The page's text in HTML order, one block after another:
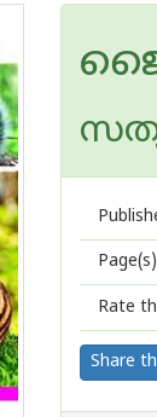
Rate
Share